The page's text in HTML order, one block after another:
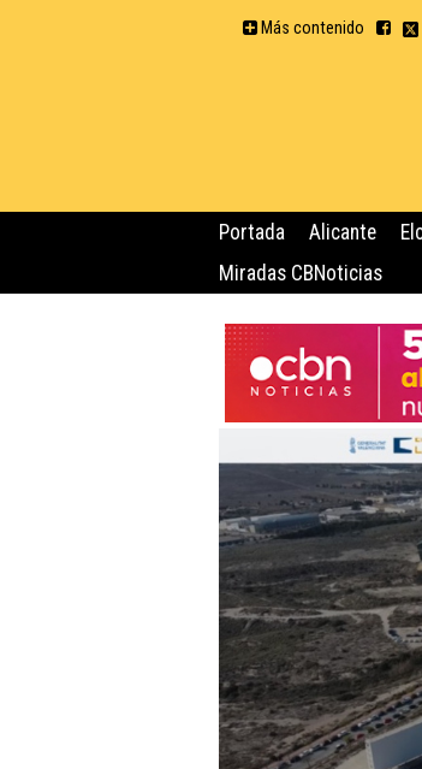
Más contenido
Portada Alicante
Miradas CBNoticias